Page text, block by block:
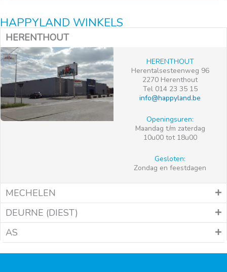
HAPPYLAND WINKELS
HERENTHOUT
HERENTHOUT
Herentalsesteenweg 96
2270 Herenthout
Tel 014 23 35 15
info@happyland.be
Openingsuren:
Maandag t/m zaterdag
10u00 tot 18u00
Gesloten:
Zondag en feestdagen
MECHELEN
DEURNE (DIEST)
AS